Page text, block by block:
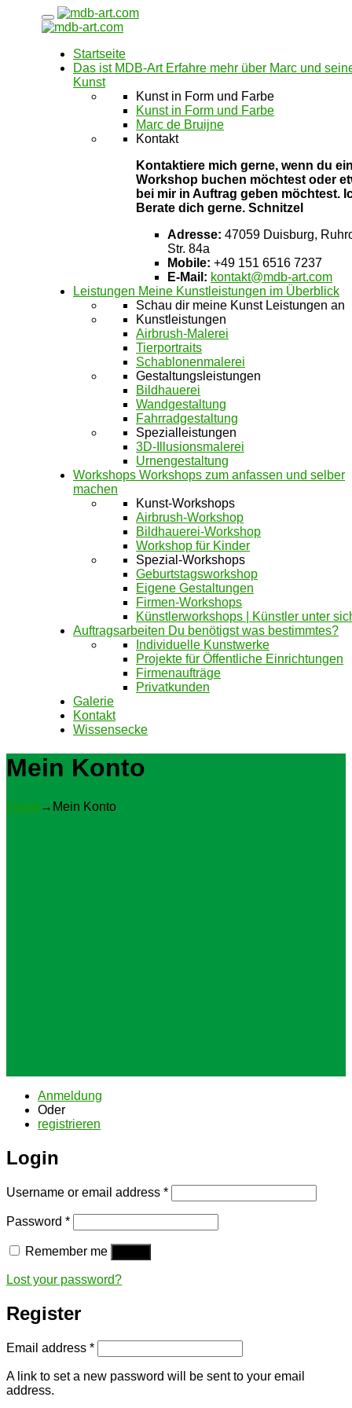
Startseite
Das ist MDB-Art Erfahre mehr über Marc und
Kunst
Kunst in Form und Farbe
Kunst in Form und Farbe
Marc de Bruijne
Kontakt
Kontaktiere mich gerne, wenn du
Workshop buchen möchtest oder
bei mir in Auftrag geben möchtest.
Berate dich gerne. Schnitzel
Adresse: 47059 Duisburg,
Str. 84a
Mobile: +49 151 6516 7237
E-Mail: kontakt@mdb-art.com
Leistungen Meine Kunstleistungen im Überblick
Schau dir meine Kunst Leistungen an
Kunstleistungen
Airbrush-Malerei
Tierportraits
Schablonenmalerei
Gestaltungsleistungen
Bildhauerei
Wandgestaltung
Fahrradgestaltung
Spezialleistungen
3D-Illusionsmalerei
Urnengestaltung
Workshops Workshops zum anfassen und selber
machen
Kunst-Workshops
Airbrush-Workshop
Bildhauerei-Workshop
Workshop für Kinder
Spezial-Workshops
Geburtstagsworkshop
Eigene Gestaltungen
Firmen-Workshops
Künstlerworkshops | Künstler unter
Auftragsarbeiten Du benötigst was bestimmtes?
Individuelle Kunstwerke
Projekte für Öffentliche Einrichtungen
Firmenaufträge
Privatkunden
Galerie
Kontakt
Wissensecke
Mein Konto
Home → Mein Konto
Anmeldung
Oder
registrieren
Login
Username or email address *
Password *
Remember me
Lost your password?
Register
Email address *
A link to set a new password will be sent to your email
address.